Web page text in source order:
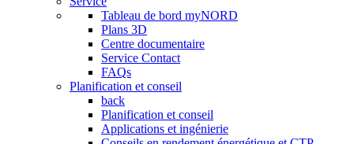
Tableau de bord myNORD
Plans 3D
Centre documentaire
Service Contact
FAQs
Planification et conseil
back
Planification et conseil
Applications et ingénierie